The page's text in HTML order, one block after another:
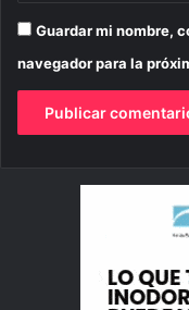
Guardar mi nombre,
navegador para la